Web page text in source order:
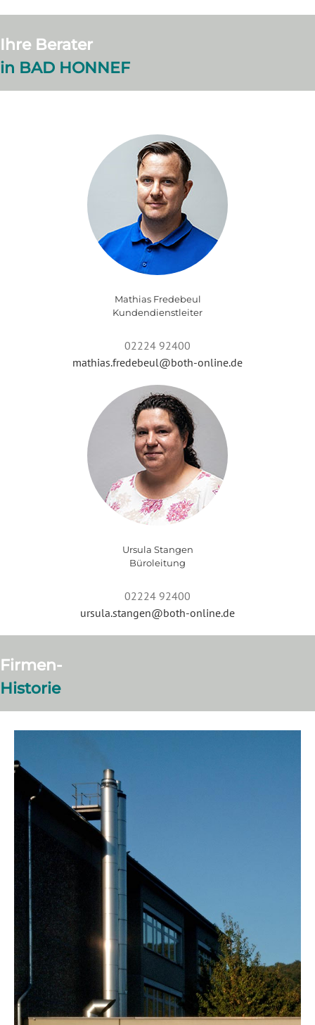
Ihre Berater
in BAD HONNEF
Mathias Fredebeul
Kundendienstleiter
02224 92400
mathias.fredebeul@both-online.de
Ursula Stangen
Büroleitung
02224 92400
ursula.stangen@both-online.de
Firmen-
Historie
1998
Nachhaltig
In Fragen der Nachhaltigkeit gehört Both immer zu den
Vorreitern. 1998 wird die erste Wärmepumpe in der
Rheinparktherme in Bad Hönningen gebaut, 2003 die erste
Holzhackschnitzelanlage in Rheinland-Pfalz für die
Römerwallschule in Rheinbrohl.